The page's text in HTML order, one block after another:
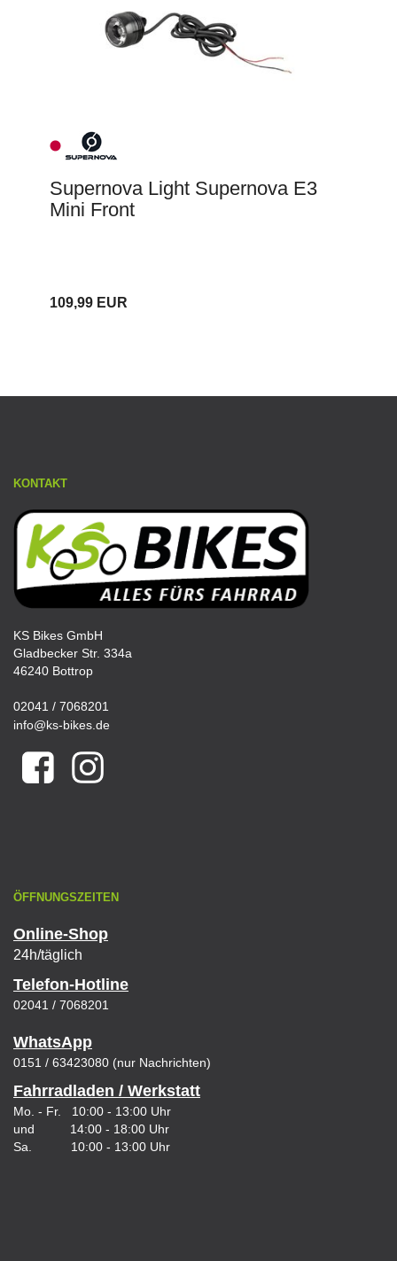
Supernova Light Supernova E3
Mini Front
109,99 EUR
KONTAKT
KS Bikes GmbH
Gladbecker Str. 334a
46240 Bottrop
02041 / 7068201
info@ks-bikes.de
ÖFFNUNGSZEITEN
Online-Shop
24h/täglich
Telefon-Hotline
02041 / 7068201
WhatsApp
0151 / 63423080 (nur Nachrichten)
Fahrradladen / Werkstatt
Mo. - Fr. 10:00 - 13:00 Uhr
und 14:00 - 18:00 Uhr
Sa. 10:00 - 13:00 Uhr